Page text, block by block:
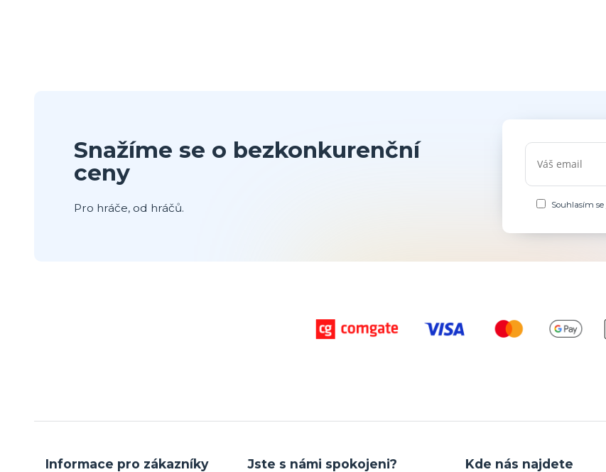
Snažíme se o bezkonkurenční
ceny
Pro hráče, od hráčů. Souhlasím se
Informace pro zákazníky Jste s námi spokojeni? Kde nás najdete